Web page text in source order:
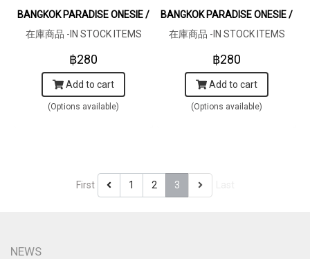
BANGKOK PARADISE ONESIE / 100% COTTON RAW COTTON
在庫商品 -IN STOCK ITEMS
฿280
Add to cart
(Options available)
BANGKOK PARADISE ONESIE /
在庫商品 -IN STOCK ITEMS
฿280
Add to cart
(Options available)
First 1 2 3
NEWS